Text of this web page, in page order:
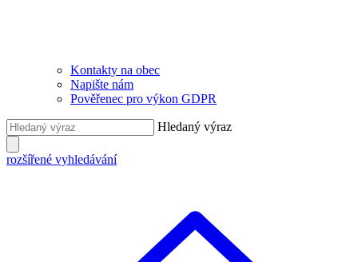
Kontakty na obec
Napište nám
Pověřenec pro výkon GDPR
Hledaný výraz
rozšířené vyhledávání